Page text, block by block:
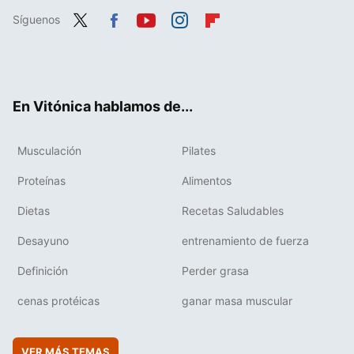
Síguenos
En Vitónica hablamos de...
Musculación Pilates
Proteínas Alimentos
Dietas Recetas Saludables
Desayuno entrenamiento de fuerza
Definición Perder grasa
cenas protéicas ganar masa muscular
VER MÁS TEMAS